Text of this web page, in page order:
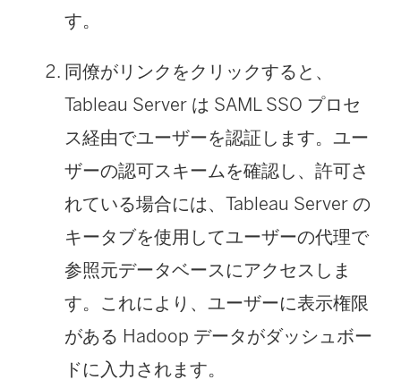
す。
同僚がリンクをクリックすると、
Tableau Server は SAML SSO プロセ
ス経由でユーザーを認証します。ユー
ザーの認可スキームを確認し、許可さ
れている場合には、Tableau Server の
キータブを使用してユーザーの代理で
参照元データベースにアクセスしま
す。これにより、ユーザーに表示権限
がある Hadoop データがダッシュボー
ドに入力されます。